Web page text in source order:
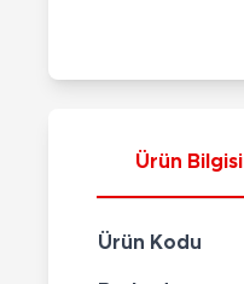
Ürün Bilgisi
Ürün Kodu